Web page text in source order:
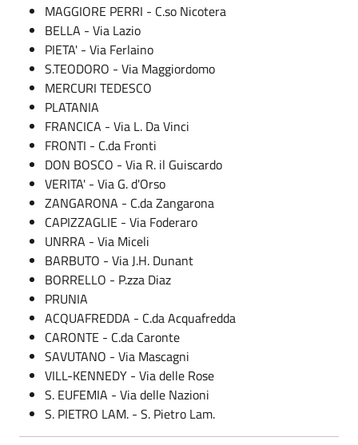
MAGGIORE PERRI - C.so Nicotera
BELLA - Via Lazio
PIETA' - Via Ferlaino
S.TEODORO - Via Maggiordomo
MERCURI TEDESCO
PLATANIA
FRANCICA - Via L. Da Vinci
FRONTI - C.da Fronti
DON BOSCO - Via R. il Guiscardo
VERITA' - Via G. d'Orso
ZANGARONA - C.da Zangarona
CAPIZZAGLIE - Via Foderaro
UNRRA - Via Miceli
BARBUTO - Via J.H. Dunant
BORRELLO - P.zza Diaz
PRUNIA
ACQUAFREDDA - C.da Acquafredda
CARONTE - C.da Caronte
SAVUTANO - Via Mascagni
VILL-KENNEDY - Via delle Rose
S. EUFEMIA - Via delle Nazioni
S. PIETRO LAM. - S. Pietro Lam.